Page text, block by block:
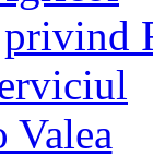
privind